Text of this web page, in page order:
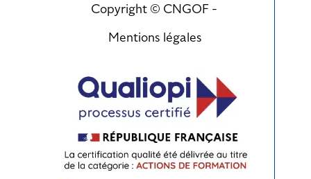
Copyright © CNGOF -
Mentions légales